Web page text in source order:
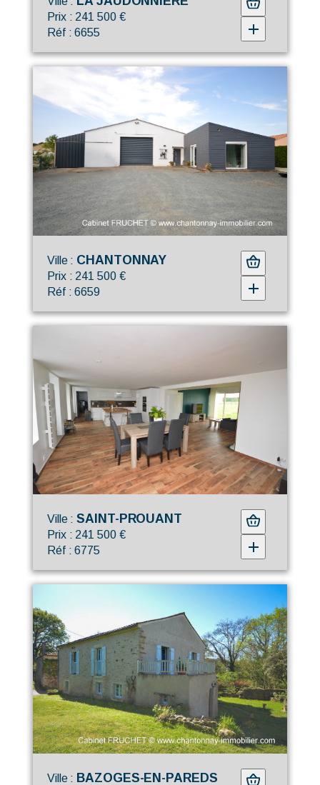
Prix : 241 500 €
Réf : 6655
Ville : CHANTONNAY
Prix : 241 500 €
Réf : 6659
Ville :SAINT-PROUANT
Prix : 241 500 €
Réf : 6775
Ville : BAZOGES-EN-PAREDS